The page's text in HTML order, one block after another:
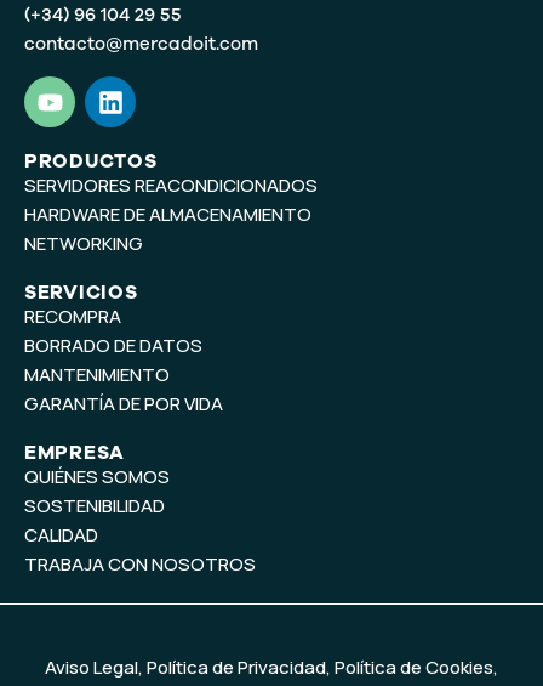
(+34) 96 104 29 55
contacto@mercadoit.com
Y
o
u
t
u
b
e
L
i
n
k
e
d
i
PRODUCTOS
SERVIDORES REACONDICIONADOS
HARDWARE DE ALMACENAMIENTO
NETWORKING
SERVICIOS
RECOMPRA
BORRADO DE DATOS
MANTENIMIENTO
GARANTÍA DE POR VIDA
EMPRESA
QUIÉNES SOMOS
SOSTENIBILIDAD
CALIDAD
TRABAJA CON NOSOTROS
Aviso Legal,Política de Privacidad,Política de Cookies,